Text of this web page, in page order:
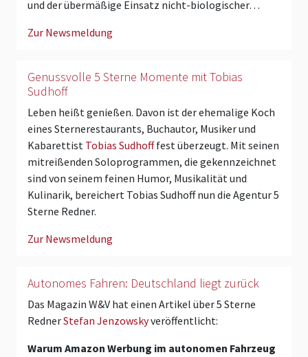
und der übermäßige Einsatz nicht-biologischer…
Zur Newsmeldung
Genussvolle 5 Sterne Momente mit Tobias
Sudhoff
Leben heißt genießen. Davon ist der ehemalige Koch
eines Sternerestaurants, Buchautor, Musiker und
Kabarettist Tobias Sudhofffest überzeugt. Mit seinen
mitreißenden Soloprogrammen, die gekennzeichnet
sind von seinem feinen Humor, Musikalität und
Kulinarik, bereichert Tobias Sudhoff nun die Agentur 5
Sterne Redner.
Zur Newsmeldung
Autonomes Fahren: Deutschland liegt zurück
Das Magazin W&V hat einen Artikel über 5 Sterne
RednerStefan Jenzowskyveröffentlicht:
Warum Amazon Werbung im autonomen Fahrzeug